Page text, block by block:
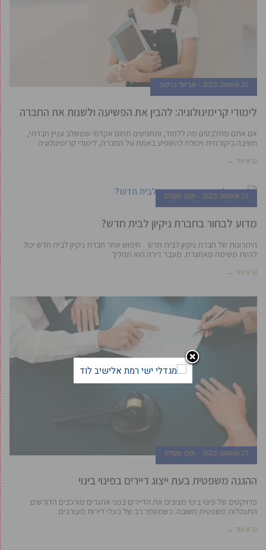
26 אוגוסט, 2025 אביעד ברטוב
לימודי קרימינולוגיה: להבין את הפשיעה ולשנות את החברה
אם אתם מתלבטים מה ללמוד, ומחפשים תחום אקדמי שמשלב עניין חברתי,
חשיבה ביקורתית ויכולת להשפיע באמת על החברה, לימודי קרימינולוגיה
קרא עוד ←
25 אוגוסט, 2025 תוכן מקודם
מדוע לבחור בחברת ניקיון לבית חדש?
היתרונות של חברת ניקיון לבית חדש חיפוש אחר חברת ניקיון לבית חדש יכול
להיות משימה מאתגרת. מעבר דירה הוא תהליך
קרא עוד ←
23 אוגוסט, 2025 תוכן מקודם
ההגנה משפטית בעת ייצוג דיירים בפינוי בינוי
פרויקטים של פינוי בינוי מציבים את הדיירים בפני אתגרים מורכבים הדורשים
התנהלות משפטית חשובה. כשמספר רב של בעלי דירות מעורבים
קרא עוד ←